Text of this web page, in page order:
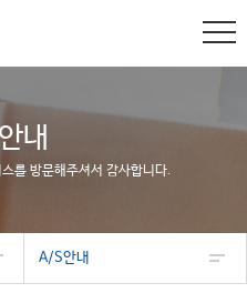
내
를 방문해주셔서 감사합니다.
A/S안내